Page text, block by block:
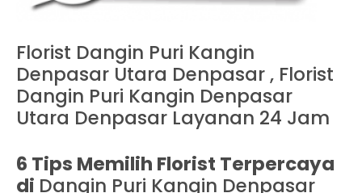
Florist Dangin Puri Kangin
Denpasar Utara Denpasar , Florist
Dangin Puri Kangin Denpasar
Utara Denpasar Layanan 24 Jam
6 Tips Memilih Florist Terpercaya
di Dangin Puri Kangin Denpasar